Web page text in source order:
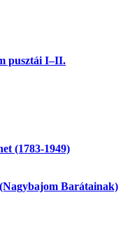
pusztái I–II.
(1783-1949)
Barátainak)